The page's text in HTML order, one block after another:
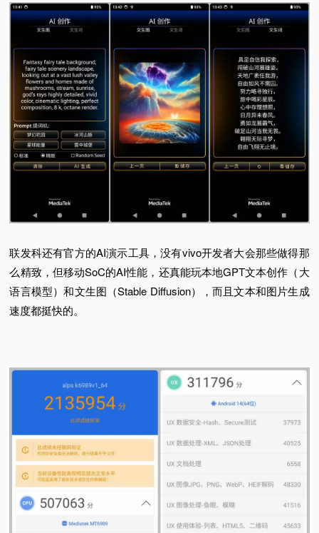
联发科还有官方的AI演示工具，没有vivo开发者大会那些做得那
么精致，但移动SoC的AI性能，还真能玩本地GPT文本创作（大
语言模型）和文生图（Stable Diffusion），而且文本和图片生成
速度都挺快的。